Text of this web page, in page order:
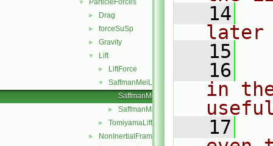
▼ ParticleForces
► Drag
► forceSuSp
► Gravity
▼ Lift
► LiftForce
▼
SaffmanMeiLift
SaffmanMeiLiftForce.C
► SaffmanMeiLiftForce.H
► TomiyamaLift
► NonInertialFrame
   14
later
   15
   16
in
   17